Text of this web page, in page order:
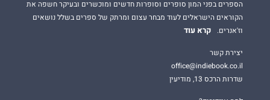
הספרים בפני המון סופרים וסופרות חדשים ומוכשרים ובעיקר חשפה את
הקוראים הישראלים לעוד מבחר עצום ומרתק של ספרים בשלל נושאים
וז'אנרים.
קרא עוד
יצירת קשר
office@indiebook.co.il
שדרות הרכס 13, מודיעין